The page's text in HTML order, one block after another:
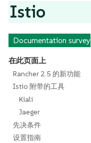
Istio
Documentation survey
在此页面上
Rancher 2.5 的新功能
Istio 附带的工具
Kiali
Jaeger
先决条件
设置指南